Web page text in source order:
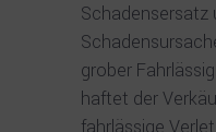
Schadensersatz
grober
haftet der